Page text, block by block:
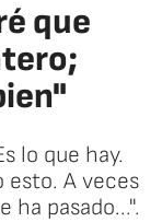
que
lo que hay.
esto. A veces
ha pasado...".